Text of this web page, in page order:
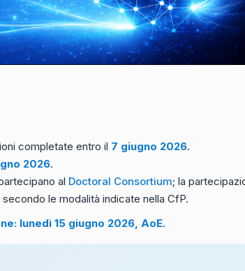
completate entro il 7 giugno 2026.
2026.
al Doctoral Consortium; la
le modalità indicate nella CfP.
lunedì 15 giugno 2026, AoE.